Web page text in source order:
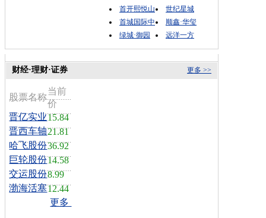
首开熙悦山
世纪星城
首城国际中
顺鑫·华玺
绿城·御园
远洋一方
更多 >>
财经·理财·证券
股票名称
当前
价
晋亿实业15.84
晋西车轴21.81
哈飞股份36.92
巨轮股份14.58
交运股份8.99
渤海活塞12.44
更多